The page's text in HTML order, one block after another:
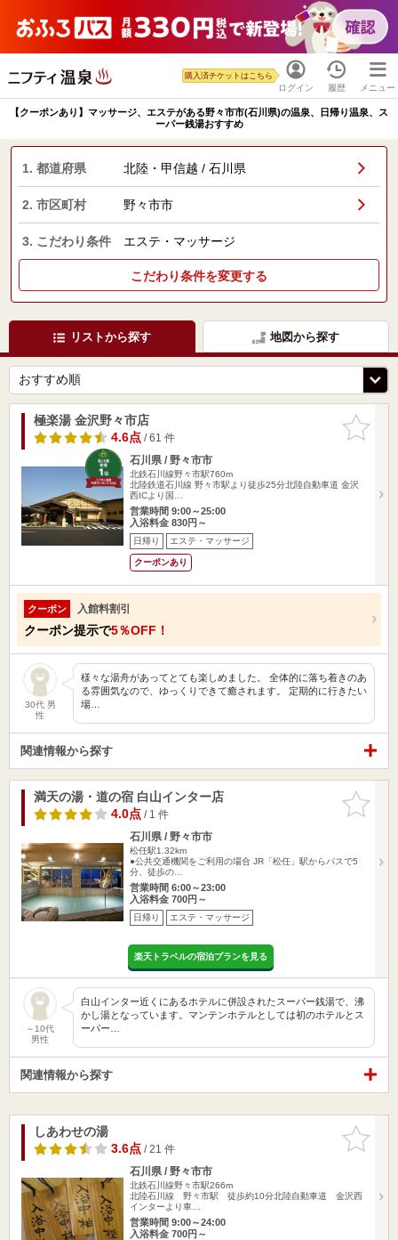
ログイン
購入済チケットはこちら
履歴 メニュー
【クーポンあり】マッサージ、エステがある野々市市(石川県)の温泉、日帰り温泉、ス
ーパー銭湯おすすめ
1. 都道府県 北陸・甲信越 / 石川県
2. 市区町村 野々市市
3. こだわり条件 エステ・マッサージ
こだわり条件を変更する
リストから探す 地図から探す
お気に入
りに追加
極楽湯 金沢野々市店
4.6点/ 61 件
石川県 / 野々市市
北鉄石川線野々市駅760m
北陸鉄道石川線 野々市駅より徒歩25分北陸自動車道 金沢
西ICより国…
営業時間 9:00～25:00
入浴料金 830円～
日帰り エステ・マッサージ
クーポンあり
クーポン 入館料割引
クーポン提示で5％OFF！
30代 男
性
様々な湯舟があってとても楽しめました。 全体的に落ち着きのあ
る雰囲気なので、ゆっくりできて癒されます。 定期的に行きたい
場…
関連情報から探す
お気に入
りに追加
満天の湯・道の宿 白山インター店
4.0点/ 1 件
石川県 / 野々市市
松任駅1.32km
●公共交通機関をご利用の場合 JR「松任」駅からバスで5
分、徒歩の…
営業時間 6:00～23:00
入浴料金 700円～
日帰り エステ・マッサージ
楽天トラベルの宿泊プランを見る
～10代
男性
白山インター近くにあるホテルに併設されたスーパー銭湯で、沸
かし湯となっています。マンテンホテルとしては初のホテルとス
ーパー…
関連情報から探す
お気に入
りに追加
しあわせの湯
3.6点/ 21 件
石川県 / 野々市市
北鉄石川線野々市駅266m
北陸石川線 野々市駅 徒歩約10分北陸自動車道 金沢西
インターより車…
営業時間 9:00～24:00
入浴料金 700円～